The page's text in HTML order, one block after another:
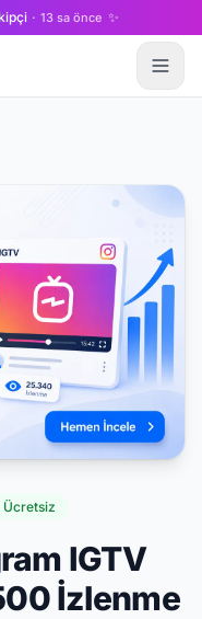
· 13 sa önce ✨
Ücretsiz
IGTV
İzlenme